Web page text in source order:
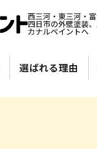
西三河・東三河・
四日市の外壁塗装
カナルペイントへ
選ばれる理由